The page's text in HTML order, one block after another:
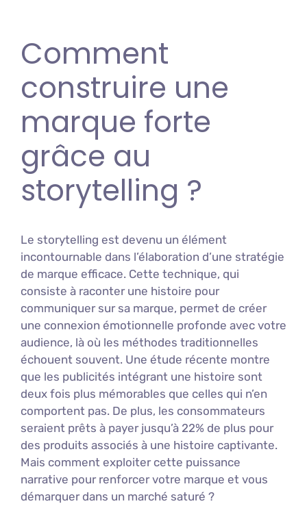
Comment
construire une
marque forte
grâce au
storytelling ?
Le storytelling est devenu un élément
incontournable dans l’élaboration d’une stratégie
de marque efficace. Cette technique, qui
consiste à raconter une histoire pour
communiquer sur sa marque, permet de créer
une connexion émotionnelle profonde avec votre
audience, là où les méthodes traditionnelles
échouent souvent. Une étude récente montre
que les publicités intégrant une histoire sont
deux fois plus mémorables que celles qui n’en
comportent pas. De plus, les consommateurs
seraient prêts à payer jusqu’à 22% de plus pour
des produits associés à une histoire captivante.
Mais comment exploiter cette puissance
narrative pour renforcer votre marque et vous
démarquer dans un marché saturé ?